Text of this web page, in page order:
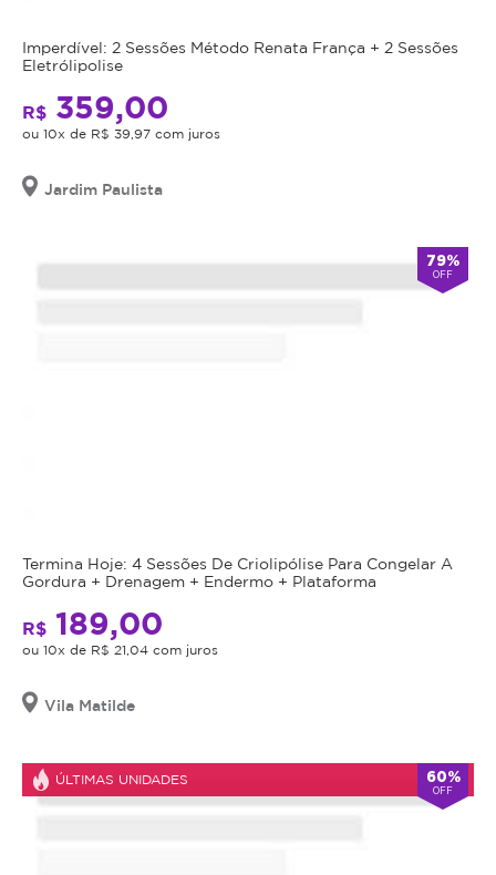
Imperdível: 2 Sessões Método Renata França + 2 Sessões
Eletrólipolise
R$ 359,00
ou 10x de R$ 39,97 com juros
Jardim Paulista
79%
OFF
Termina Hoje: 4 Sessões De Criolipólise Para Congelar A
Gordura + Drenagem + Endermo + Plataforma
R$ 189,00
ou 10x de R$ 21,04 com juros
Vila Matilde
ÚLTIMAS UNIDADES 60%
OFF